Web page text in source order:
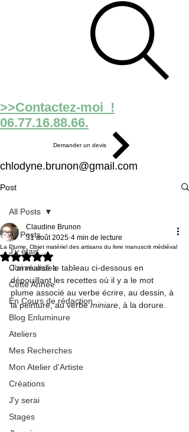
>>Contactez-moi !
06.77.16.88.66.
Demander un devis
chlodyne.brunon@gmail.com
Post
All Posts
J'y étais ...
Commandes
Cette Année
En Cours de rédaction
Blog Enluminure
Ateliers
Mes Recherches
Mon Atelier d'Artiste
Créations
J'y serai
Stages
All Posts
La Plume. Objet matériel des artisans du livre manuscrit médiéval
Claudine Brunon
31 août 2025 4 min de lecture
Noté NaN étoiles sur 5.
J’ai réalisé le tableau ci-dessous en
dépouillant les recettes où il y a le mot
plume associé au verbe écrire, au dessin, à
la peinture, au verbe miniare , à la dorure.